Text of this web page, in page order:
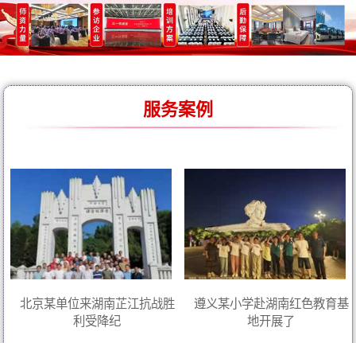
服务案例
北京某单位来湖南芷江抗战胜
利受降纪
遵义某小学赴湖南红色教育基
地开展了